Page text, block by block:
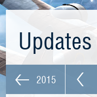
Updates
2015